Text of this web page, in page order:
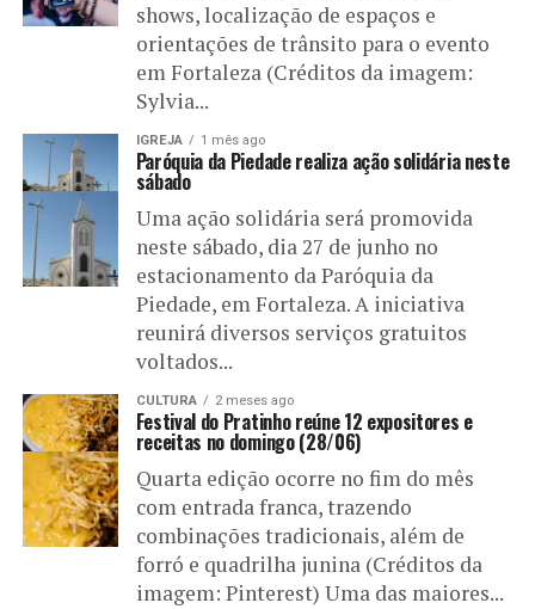
shows, localização de espaços e
orientações de trânsito para o evento
em Fortaleza (Créditos da imagem:
Sylvia...
IGREJA 1 mês ago
Paróquia da Piedade realiza ação solidária neste
sábado
Uma ação solidária será promovida
neste sábado, dia 27 de junho no
estacionamento da Paróquia da
Piedade, em Fortaleza. A iniciativa
reunirá diversos serviços gratuitos
voltados...
CULTURA 2 meses ago
Festival do Pratinho reúne 12 expositores e
receitas no domingo (28/06)
Quarta edição ocorre no fim do mês
com entrada franca, trazendo
combinações tradicionais, além de
forró e quadrilha junina (Créditos da
imagem: Pinterest) Uma das maiores...